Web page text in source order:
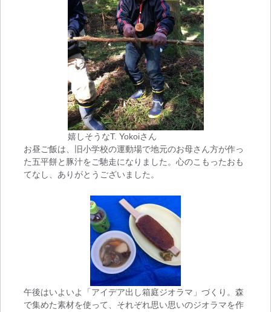
嬉しそうなT. Yokoiさん
お昼ご飯は、旧小学校の運動場で地元のお母さん方が作っ
た五平餅と豚汁をご馳走になりました。心のこもったおも
てなし、ありがとうございました。
午後はいよいよ「アイデア出し箱庭ジオラマ」づくり。森
で集めた素材を使って、それぞれ思い思いのジオラマを作